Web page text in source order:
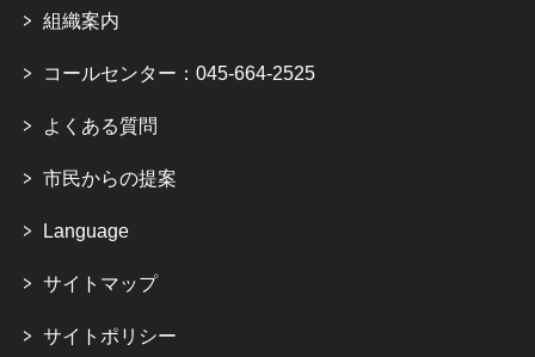
組織案内
コールセンター：045-664-2525
よくある質問
市民からの提案
Language
サイトマップ
サイトポリシー